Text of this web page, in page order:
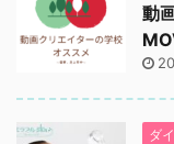
動
ダ